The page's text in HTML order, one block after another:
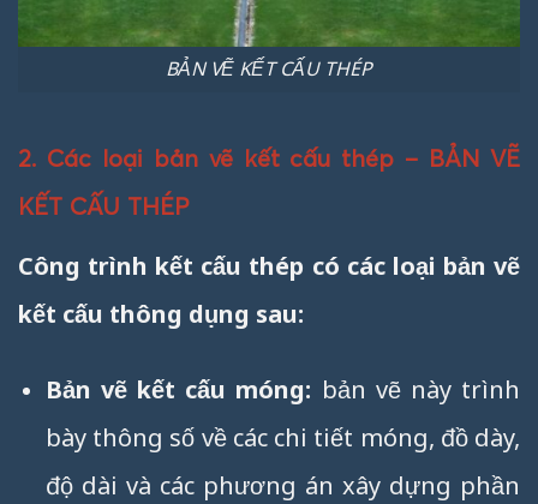
BẢN VẼ KẾT CẤU THÉP
2. Các loại bản vẽ kết cấu thép – BẢN VẼ
KẾT CẤU THÉP
Công trình kết cấu thép có các loại bản vẽ
kết cấu thông dụng sau:
Bản vẽ kết cấu móng: bản vẽ này trình
bày thông số về các chi tiết móng, đồ dày,
độ dài và các phương án xây dựng phần